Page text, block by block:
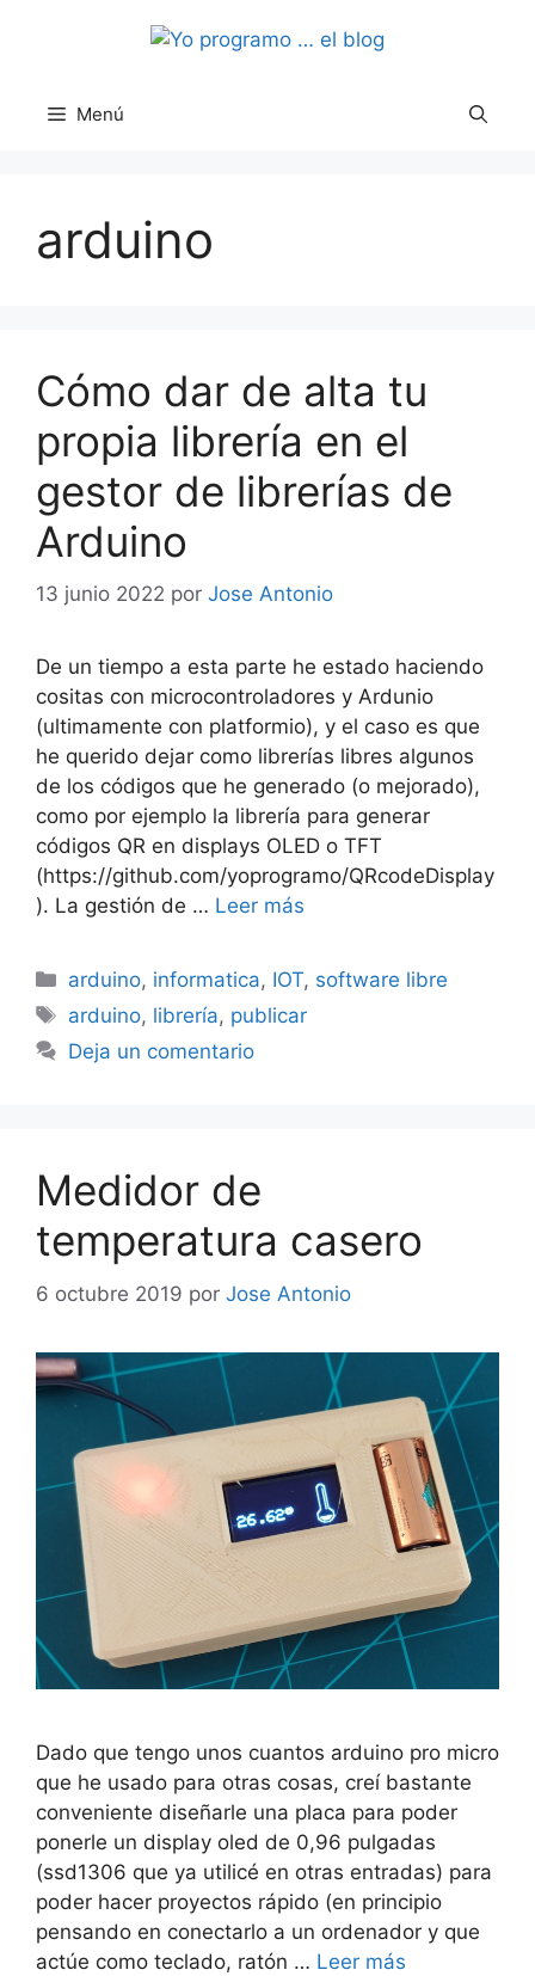
Menú
arduino
Cómo dar de alta tu
propia librería en el
gestor de librerías de
Arduino
13 junio 2022 por Jose Antonio
De un tiempo a esta parte he estado haciendo
cositas con microcontroladores y Ardunio
(ultimamente con platformio), y el caso es que
he querido dejar como librerías libres algunos
de los códigos que he generado (o mejorado),
como por ejemplo la librería para generar
códigos QR en displays OLED o TFT
(https://github.com/yoprogramo/QRcodeDisplay
). La gestión de … Leer más
Categorías
arduino, informatica, IOT, software libre
Etiquetas
arduino, librería, publicar
Deja un comentario
Medidor de
temperatura casero
6 octubre 2019 por Jose Antonio
Dado que tengo unos cuantos arduino pro micro
que he usado para otras cosas, creí bastante
conveniente diseñarle una placa para poder
ponerle un display oled de 0,96 pulgadas
(ssd1306 que ya utilicé en otras entradas) para
poder hacer proyectos rápido (en principio
pensando en conectarlo a un ordenador y que
actúe como teclado, ratón … Leer más